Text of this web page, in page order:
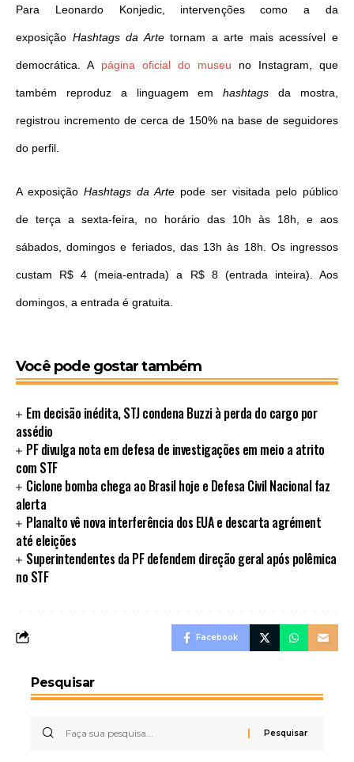
Para Leonardo Konjedic, intervenções como a da
exposição Hashtags da Artetornam a arte mais acessível e
democrática. A página oficial do museu no Instagram, que
também reproduz a linguagem emhashtags da mostra,
registrou incremento de cerca de 150% na base de seguidores
do perfil.
A exposição Hashtags da Arte pode ser visitada pelo público
de terça a sexta-feira, no horário das 10h às 18h, e aos
sábados, domingos e feriados, das 13h às 18h. Os ingressos
custam R$ 4 (meia-entrada) a R$ 8 (entrada inteira). Aos
domingos, a entrada é gratuita.
Você pode gostar também
Em decisão inédita, STJ condena Buzzi à perda do cargo por
assédio
PF divulga nota em defesa de investigações em meio a atrito
com STF
Ciclone bomba chega ao Brasil hoje e Defesa Civil Nacional faz
alerta
Planalto vê nova interferência dos EUA e descarta agrément
até eleições
Superintendentes da PF defendem direção geral após polêmica
no STF
Facebook
Pesquisar